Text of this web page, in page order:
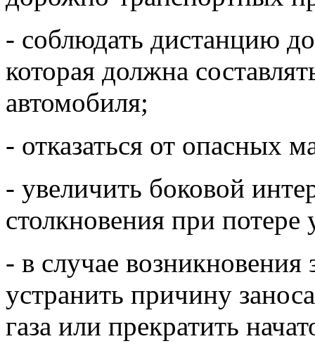
- соблюдать дистанцию
которая должна
автомобиля;
- отказаться от опасных
- увеличить боковой
столкновения при
- в случае
устранить причину
газа или прекратить